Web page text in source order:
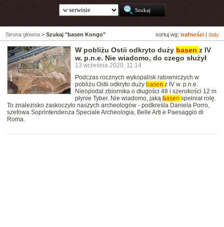
sortuj wg: trafności daty
Strona główna > Szukaj "basen Kongo"
W pobliżu Ostii odkryto duży basen z IV
w. p.n.e. Nie wiadomo, do czego służył
13 września 2020, 11:14
Podczas rocznych wykopalisk ratowniczych w
pobliżu Ostii odkryto duży basen z IV w. p.n.e.
Nieopodal zbiornika o długości 48 i szerokości 12 m
płynie Tyber. Nie wiadomo, jaką basen spełniał rolę.
To znalezisko zaskoczyło naszych archeologów - podkreśla Daniela Porro,
szefowa Soprintendenza Speciale Archeologia, Belle Arti e Paesaggio di
Roma.